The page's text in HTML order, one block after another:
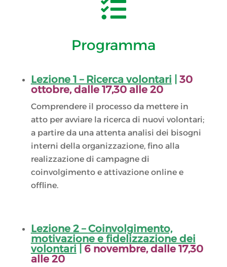

Programma
Lezione 1 – Ricerca volontari
30
ottobre, dalle 17,30 alle 20
Comprendere il processo da mettere in
atto per avviare la ricerca di nuovi volontari;
a partire da una attenta analisi dei bisogni
interni della organizzazione, fino alla
realizzazione di campagne di
coinvolgimento e attivazione online e
offline.
Lezione 2 –Coinvolgimento,
motivazione e fidelizzazione dei
volontari
6 novembre, dalle 17,30
alle 20